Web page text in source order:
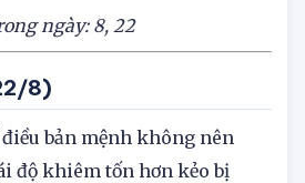
ngày: 8, 22
8)
bản mệnh không nên
độ khiêm tốn hơn kẻo bị